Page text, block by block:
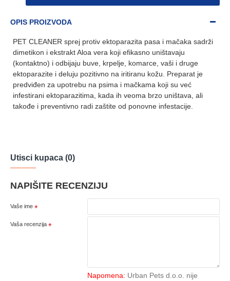
OPIS PROIZVODA
PET CLEANER sprej protiv ektoparazita pasa i mačaka sadrži
dimetikon i ekstrakt Aloa vera koji efikasno uništavaju
(kontaktno) i odbijaju buve, krpelje, komarce, vaši i druge
ektoparazite i deluju pozitivno na iritiranu kožu. Preparat je
predviđen za upotrebu na psima i mačkama koji su već
infestirani ektoparazitima, kada ih veoma brzo uništava, ali
takođe i preventivno radi zaštite od ponovne infestacije.
Utisci kupaca (0)
NAPIŠITE RECENZIJU
Vaše ime
Vaša recenzija
Napomena: Urban Pets d.o.o. nije